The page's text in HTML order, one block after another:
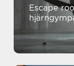
Escape